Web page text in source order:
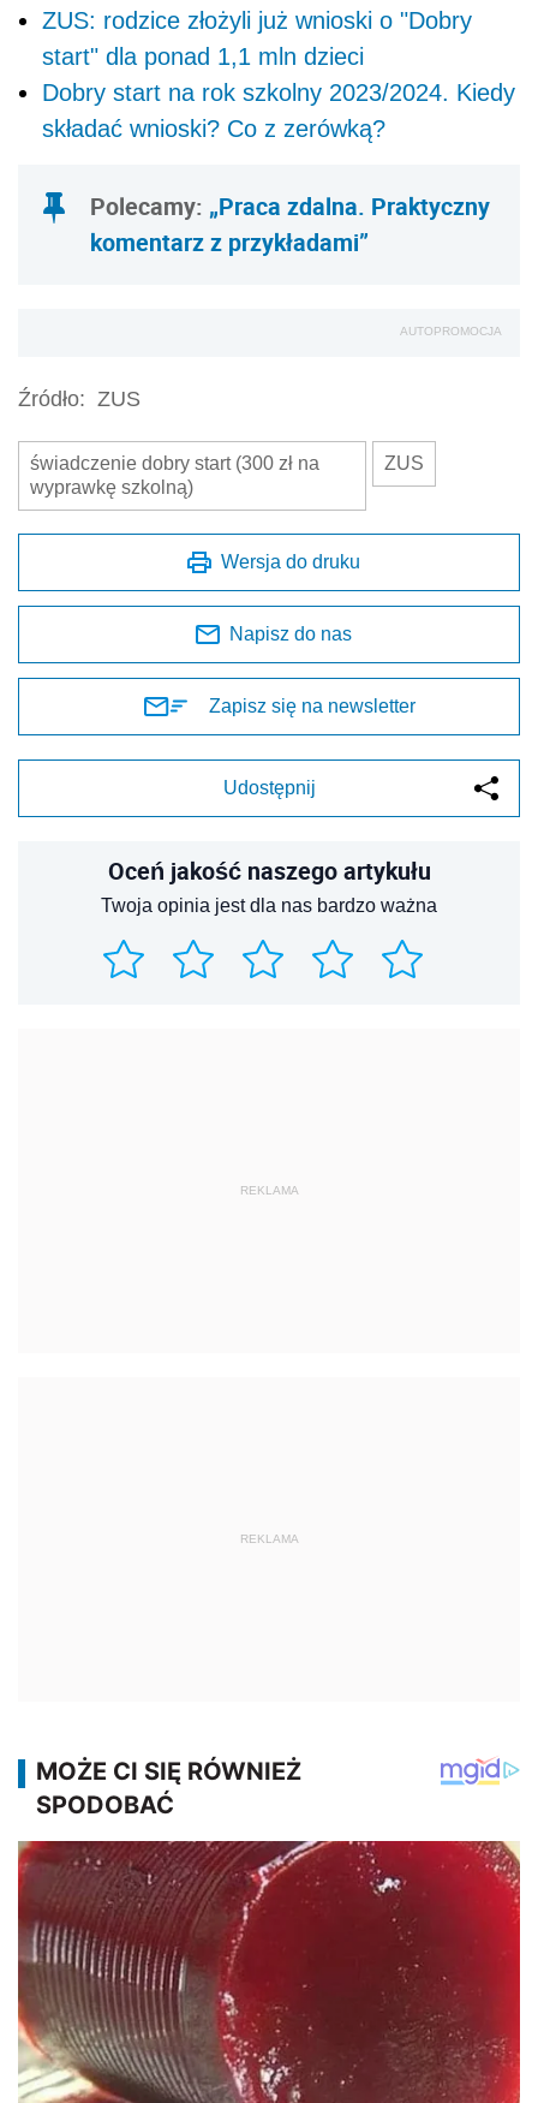
ZUS: rodzice złożyli już wnioski o "Dobry
start" dla ponad 1,1 mln dzieci
Dobry start na rok szkolny 2023/2024. Kiedy
składać wnioski? Co z zerówką?
Polecamy: „Praca zdalna. Praktyczny
komentarz z przykładami”
AUTOPROMOCJA
Źródło: ZUS
świadczenie dobry start (300 zł na
wyprawkę szkolną)
ZUS
Wersja do druku
Napisz do nas
Zapisz się na newsletter
Udostępnij
Oceń jakość naszego artykułu
Twoja opinia jest dla nas bardzo ważna
REKLAMA
REKLAMA